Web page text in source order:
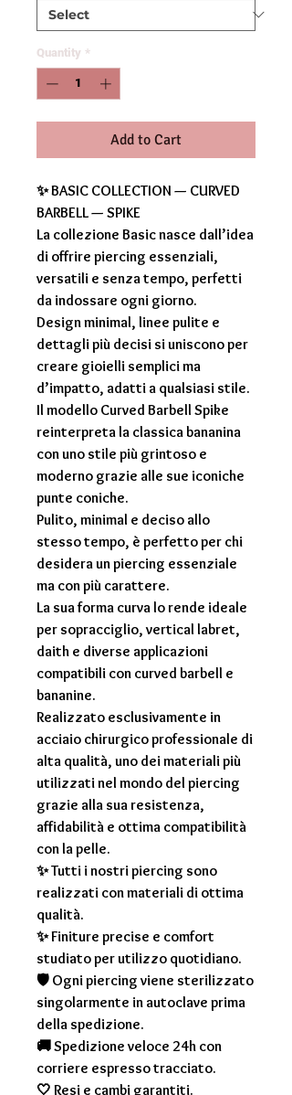
Quantity *
Add to Cart
✨ BASIC COLLECTION — CURVED
BARBELL — SPIKE
La collezione Basic nasce dall’idea
di offrire piercing essenziali,
versatili e senza tempo, perfetti
da indossare ogni giorno.
Design minimal, linee pulite e
dettagli più decisi si uniscono per
creare gioielli semplici ma
d’impatto, adatti a qualsiasi stile.
Il modello Curved Barbell Spike
reinterpreta la classica bananina
con uno stile più grintoso e
moderno grazie alle sue iconiche
punte coniche.
Pulito, minimal e deciso allo
stesso tempo, è perfetto per chi
desidera un piercing essenziale
ma con più carattere.
La sua forma curva lo rende ideale
per sopracciglio, vertical labret,
daith e diverse applicazioni
compatibili con curved barbell e
bananine.
Realizzato esclusivamente in
acciaio chirurgico professionale di
alta qualità, uno dei materiali più
utilizzati nel mondo del piercing
grazie alla sua resistenza,
affidabilità e ottima compatibilità
con la pelle.
✨ Tutti i nostri piercing sono
realizzati con materiali di ottima
qualità.
✨ Finiture precise e comfort
studiato per utilizzo quotidiano.
🛡 Ogni piercing viene sterilizzato
singolarmente in autoclave prima
della spedizione.
🚚 Spedizione veloce 24h con
corriere espresso tracciato.
🤍 Resi e cambi garantiti.